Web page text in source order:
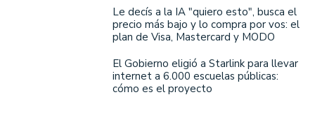
Le decís a la IA "quiero esto", busca el
precio más bajo y lo compra por vos: el
plan de Visa, Mastercard y MODO
El Gobierno eligió a Starlink para llevar
internet a 6.000 escuelas públicas:
cómo es el proyecto